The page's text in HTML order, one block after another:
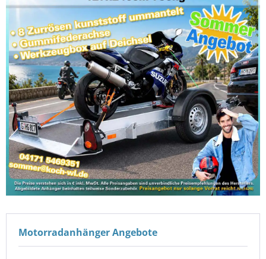
Motorradanhänger Angebote